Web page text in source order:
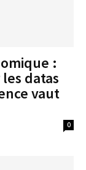
:
datas
vaut
0